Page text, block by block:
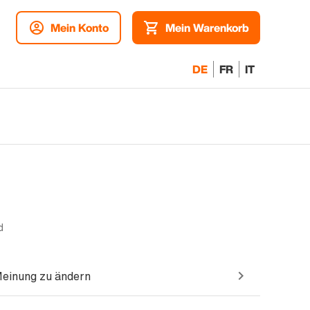
Mein Konto Mein Warenkorb
DE FR IT
zu ändern